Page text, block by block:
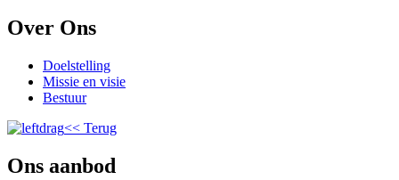
Over Ons
Doelstelling
Missie en visie
Bestuur
<< Terug
Ons aanbod